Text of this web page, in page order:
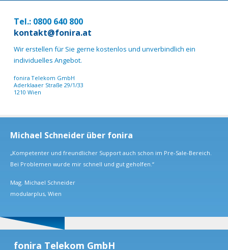
fonira Telekom GmbH
Tel.: 0800 640 800
kontakt@fonira.at
Wir erstellen für Sie gerne kostenlos und unverbindlich ein
individuelles Angebot.
fonira Telekom GmbH
Aderklaaer Straße 29/1/33
1210 Wien
Michael Schneider über fonira
„Kompetenter und freundlicher Support auch schon im Pre-Sale-Bereich.
Bei Problemen wurde mir schnell und gut geholfen.“
Mag. Michael Schneider
modularplus, Wien